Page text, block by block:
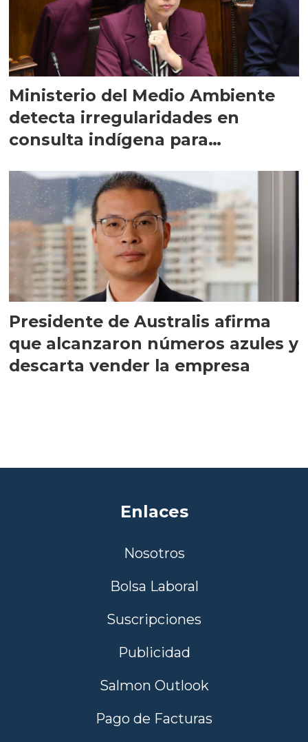
Ministerio del Medio Ambiente
detecta irregularidades en
consulta indígena para
Presidente de Australis afirma
que alcanzaron números azules y
descarta vender la empresa
Enlaces
Nosotros
Bolsa Laboral
Suscripciones
Publicidad
Salmon Outlook
Pago de Facturas